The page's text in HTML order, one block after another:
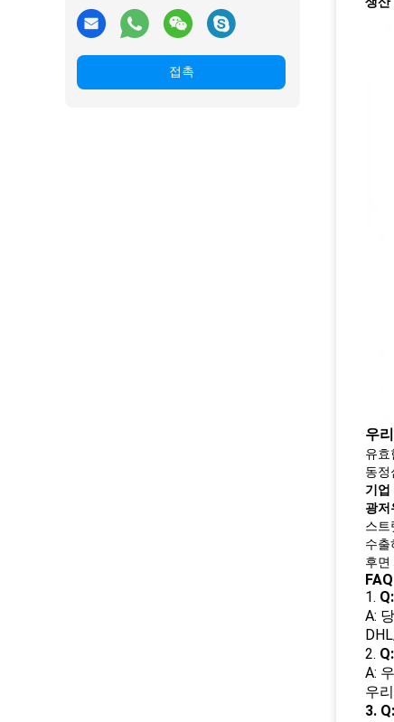
접촉
우
유효
동정
기업
광
스트
수출
후면
FAQ
1.
A:
2.
A:
우
3.